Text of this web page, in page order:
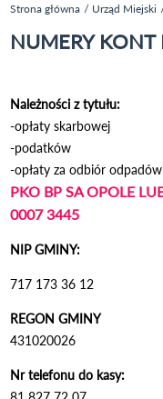
Strona główna Urząd Miejski
NUMERY
Należności z tytułu:
-opłaty skarbowej
-podatków
-opłaty za odbiór
PKO BP SA OPOLE
0007 3445
NIP GMINY:
717 173 36 12
REGON GMINY
431020026
Nr telefonu do kasy: